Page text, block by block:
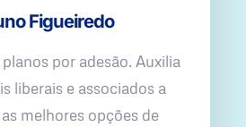
Figueiredo
por adesão. Auxilia
liberais e associados a
melhores opções de